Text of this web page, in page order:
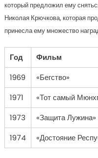
который предложил ему
Николая Крючкова, которая
принесла ему множество
Год Фильм
1969
«Бегство»
1971
«Тот самый
1973
«Защита Лужина»
1974
«Достояние